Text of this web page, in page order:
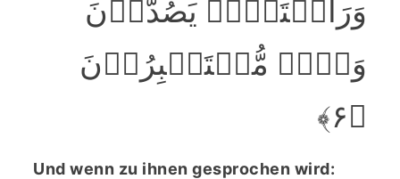
وَرَاَیۡتَہُمۡ یَصُدُّوۡنَ
وَہُمۡ مُّسۡتَکۡبِرُوۡنَ
﴿۶﴾
Und wenn zu ihnen gesprochen wird: